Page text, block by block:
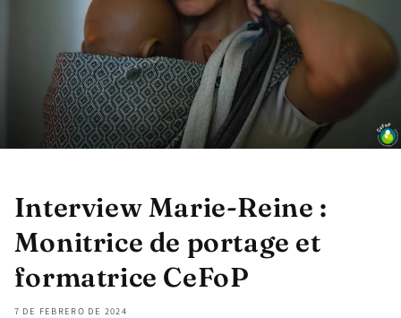
Interview Marie-Reine :
Monitrice de portage et
formatrice CeFoP
7 DE FEBRERO DE 2024